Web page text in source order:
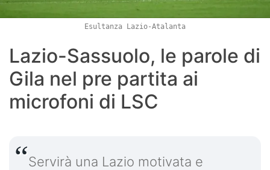
Esultanza Lazio-Atalanta
Lazio-Sassuolo, le parole di
Gila nel pre partita ai
microfoni di LSC
Servirà una Lazio motivata e